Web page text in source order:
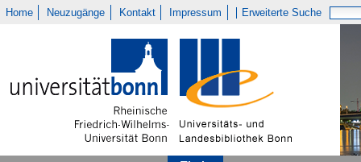
Home Neuzugänge Kontakt Impressum Erweiterte Suche